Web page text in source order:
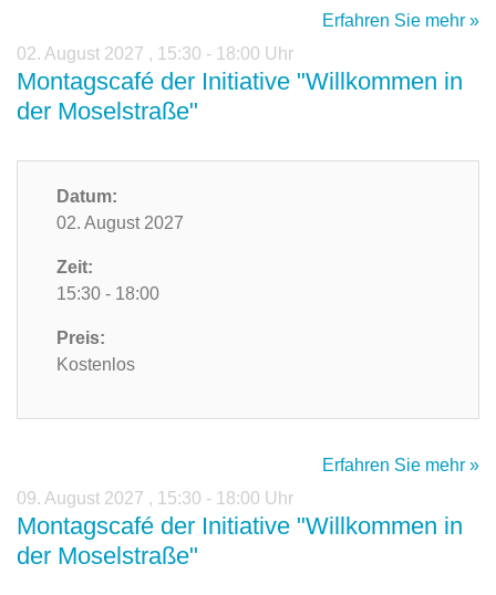
Erfahren Sie mehr »
02. August 2027 , 15:30 - 18:00 Uhr
Montagscafé der Initiative "Willkommen in
der Moselstraße"
Datum:
02. August 2027
Zeit:
15:30 - 18:00
Preis:
Kostenlos
Erfahren Sie mehr »
09. August 2027 , 15:30 - 18:00 Uhr
Montagscafé der Initiative "Willkommen in
der Moselstraße"